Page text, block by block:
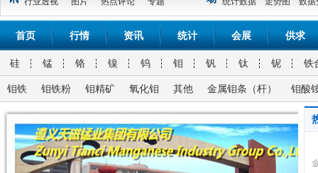
首页 行情 资讯 统计 会展 供求
硅 锰 铬 镍 钨 钼 钒 钛 铌 铁
钼铁 钼铁粉 钼精矿 氧化钼 其他 金属钼条（杆） 钼酸